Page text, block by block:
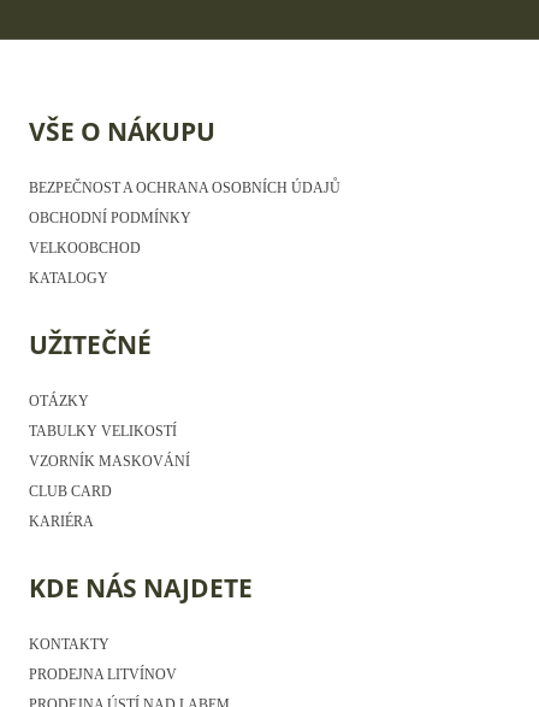
VŠE O NÁKUPU
BEZPEČNOST A OCHRANA OSOBNÍCH ÚDAJŮ
OBCHODNÍ PODMÍNKY
VELKOOBCHOD
KATALOGY
UŽITEČNÉ
OTÁZKY
TABULKY VELIKOSTÍ
VZORNÍK MASKOVÁNÍ
CLUB CARD
KARIÉRA
KDE NÁS NAJDETE
KONTAKTY
PRODEJNA LITVÍNOV